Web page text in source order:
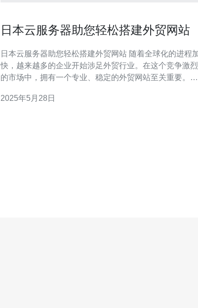
日本云服务器助您轻松搭建外贸网站
日本云服务器助您轻松搭建外贸网站 随着全球化的进程加
快，越来越多的企业开始涉足外贸行业。在这个竞争激烈
的市场中，拥有一个专业、稳定的外贸网站至关重要。而
的。日本云服务器以其高性能、高稳定性和优质的服务，
2025年5月28日